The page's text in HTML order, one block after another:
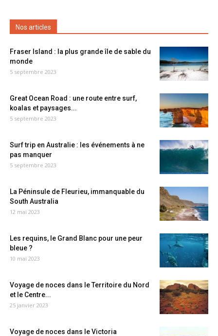
Nos articles
Fraser Island : la plus grande île de sable du
monde
5 septembre 2023
Great Ocean Road : une route entre surf,
koalas et paysages...
5 septembre 2023
Surf trip en Australie : les événements à ne
pas manquer
5 septembre 2023
La Péninsule de Fleurieu, immanquable du
South Australia
12 mai 2023
Les requins, le Grand Blanc pour une peur
bleue ?
10 mai 2023
Voyage de noces dans le Territoire du Nord
et le Centre...
25 janvier 2023
Voyage de noces dans le Victoria